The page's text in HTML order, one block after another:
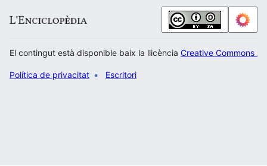
El contingut està disponible baix la llicència Creative Commons
Política de privacitat Escritori